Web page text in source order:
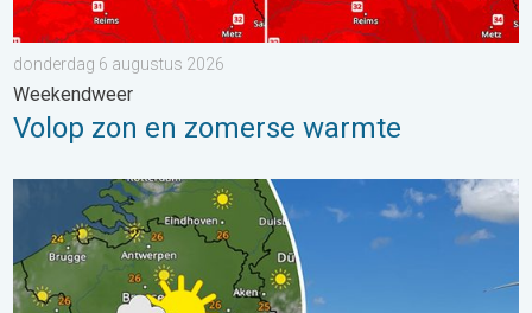
donderdag 6 augustus 2026
Weekendweer
Volop zon en zomerse warmte
Fraai zomerweer om eropuit te trekken. Weekendweer. . .